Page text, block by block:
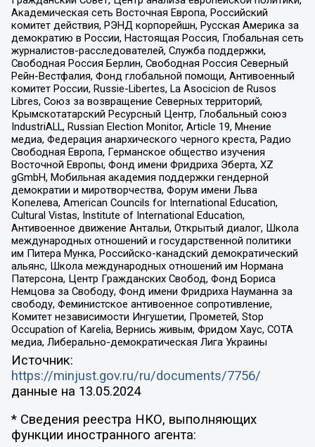
Академическая сеть Восточная Европа, Российский
комитет действия, РЭНД корпорейшн, Русская Америка за
демократию в России, Настоящая Россия, Глобальная сеть
журналистов-расследователей, Служба поддержки,
Свободная Россия Берлин, Свободная Россия Северный
Рейн-Вестфалия, Фонд глобальной помощи, Антивоенный
комитет России, Russie-Libertes, La Asocicion de Rusos
Libres, Союз за возвращение Северных территорий,
Крымскотатарский Ресурсный Центр, Глобальный союз
IndustriALL, Russian Election Monitor, Article 19, Мнение
медиа, Федерация анархического черного креста, Радио
Свободная Европа, Германское общество изучения
Восточной Европы, Фонд имени Фридриха Эберта, XZ
gGmbH, Мобильная академия поддержки гендерной
демократии и миротворчества, Форум имени Льва
Копелева, American Councils for International Education,
Cultural Vistas, Institute of International Education,
Антивоенное движение Антальи, Открытый диалог, Школа
международных отношений и государственной политики
им Питера Мунка, Российско-канадский демократический
альянс, Школа международных отношений им Нормана
Патерсона, Центр Гражданских Свобод, Фонд Бориса
Немцова за Свободу, Фонд имени Фридриха Науманна за
свободу, Феминистское антивоенное сопротивление,
Комитет независимости Ингушетии, Прометей, Stop
Occupation of Karelia, Вернись живым, Фридом Хаус, СОТА
медиа, Либерально-демократическая Лига Украины
Источник:
https://minjust.gov.ru/ru/documents/7756/
данные на 13.05.2024
* Сведения реестра НКО, выполняющих
функции иностранного агента: